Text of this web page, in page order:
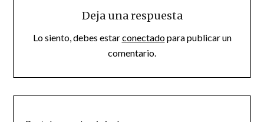
Deja una respuesta
Lo siento, debes estarconectadopara publicar un
comentario.